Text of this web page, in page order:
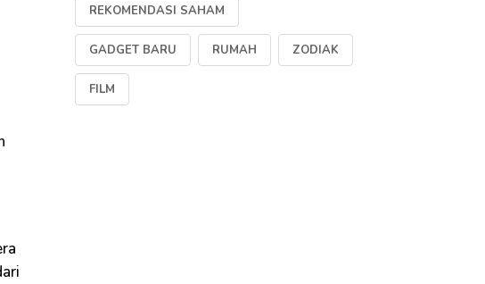
REKOMENDASI SAHAM
GADGET BARU RUMAH ZODIAK
FILM